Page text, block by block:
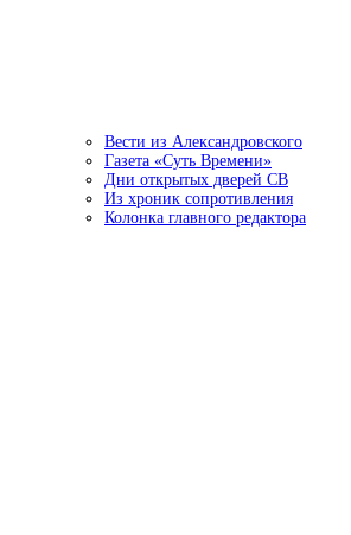
Вести из Александровского
Газета «Суть Времени»
Дни открытых дверей СВ
Из хроник сопротивления
Колонка главного редактора